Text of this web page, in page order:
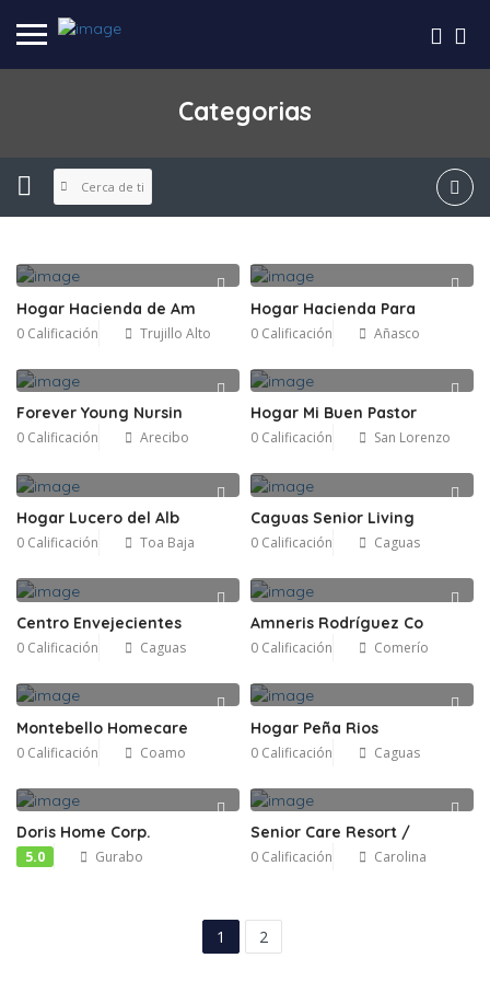
Categorias
Cerca de ti
Hogar Hacienda de Am
0 Calificación Trujillo Alto
Hogar Hacienda Para
0 Calificación Añasco
Forever Young Nursin
0 Calificación Arecibo
Hogar Mi Buen Pastor
0 Calificación San Lorenzo
Hogar Lucero del Alb
0 Calificación Toa Baja
Caguas Senior Living
0 Calificación Caguas
Centro Envejecientes
0 Calificación Caguas
Amneris Rodríguez Co
0 Calificación Comerío
Montebello Homecare
0 Calificación Coamo
Hogar Peña Rios
0 Calificación Caguas
Doris Home Corp.
5.0 Gurabo
Senior Care Resort /
0 Calificación Carolina
1 2